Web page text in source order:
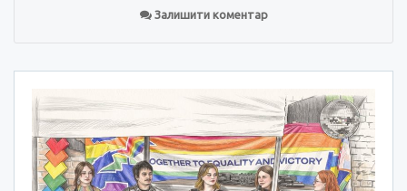
Залишити коментар